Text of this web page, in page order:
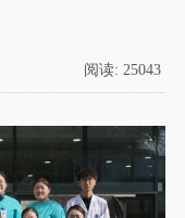
阅读: 25043